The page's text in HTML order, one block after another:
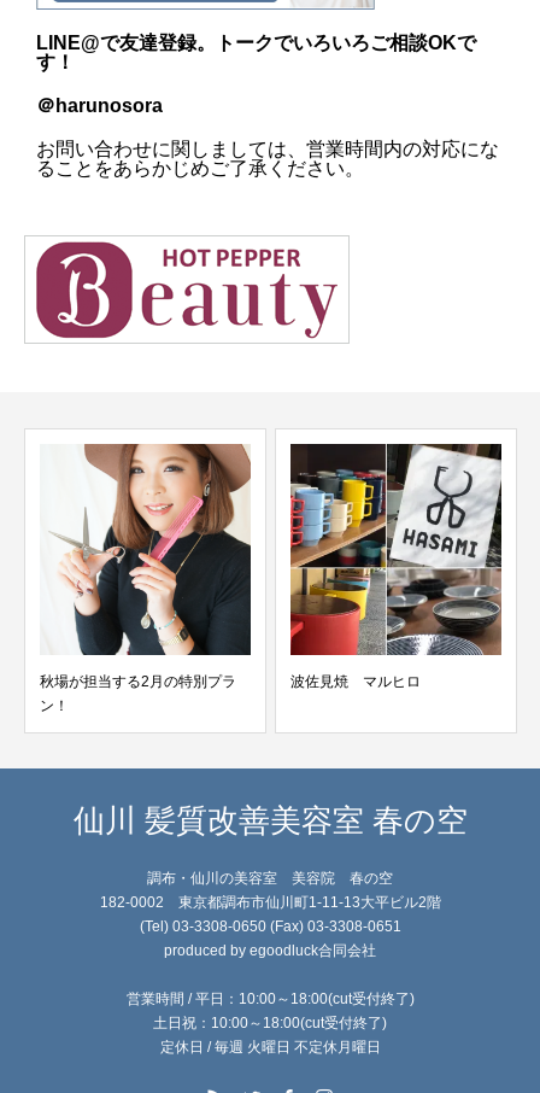
LINE@で友達登録。トークでいろいろご相談OKで
す！
＠harunosora
お問い合わせに関しましては、営業時間内の対応にな
ることをあらかじめご了承ください。
秋場が担当する2月の特別プラ
ン！
波佐見焼 マルヒロ
仙川 髪質改善美容室 春の空
調布・仙川の美容室 美容院 春の空
182-0002 東京都調布市仙川町1-11-13大平ビル2階
(Tel) 03-3308-0650 (Fax) 03-3308-0651
produced by egoodluck合同会社
営業時間 / 平日：10:00～18:00(cut受付終了)
土日祝：10:00～18:00(cut受付終了)
定休日 / 毎週 火曜日 不定休月曜日